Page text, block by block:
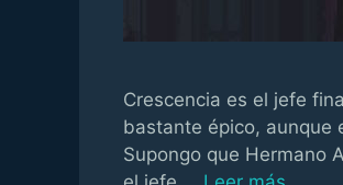
Crescencia es el jefe
bastante épico, aunque
Supongo que Hermano